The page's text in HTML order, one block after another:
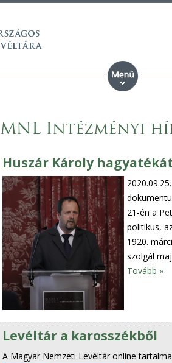
MNL Intézményi
Huszár Károly
2020.09.25.
21-én a
politikus,
1920.
szolgál
Tovább »
Levéltár a karosszékből
A Magyar Nemzeti Levéltár online